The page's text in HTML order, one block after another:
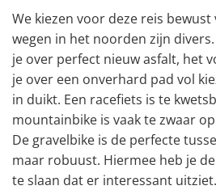
We kiezen voor deze reis
wegen in het noorden zijn
je over perfect nieuw asfalt, het
je over een onverhard pad vol
in duikt. Een racefiets is te
mountainbike is vaak te zwaar
De gravelbike is de perfecte
maar robuust. Hiermee heb je
te slaan dat er interessant uitziet.